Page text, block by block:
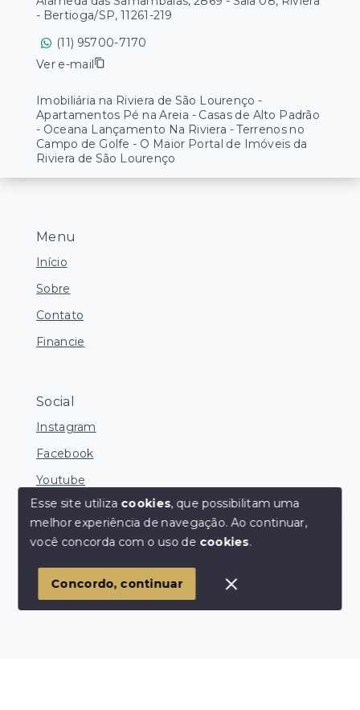
Menu
Início
Sobre
Contato
Financie
Social
Instagram
Facebook
Youtube
© Copyright 2026 - Ocean Consultoria de Imóveis -
SITE PARA IMOBILIARIA
- Bertioga/SP, 11261-219
(11) 95700-7170
Ver e-mail
Imobiliária na Riviera de São Lourenço -
Apartamentos Pé na Areia - Casas de Alto Padrão
- Oceana Lançamento Na Riviera - Terrenos no
Campo de Golfe - O Maior Portal de Imóveis da
Riviera de São Lourenço
Corretores Online
Esse site utiliza cookies, que possibilitam uma
melhor experiência de navegação.Ao continuar,
você concorda com o uso de cookies.
Concordo, continuar